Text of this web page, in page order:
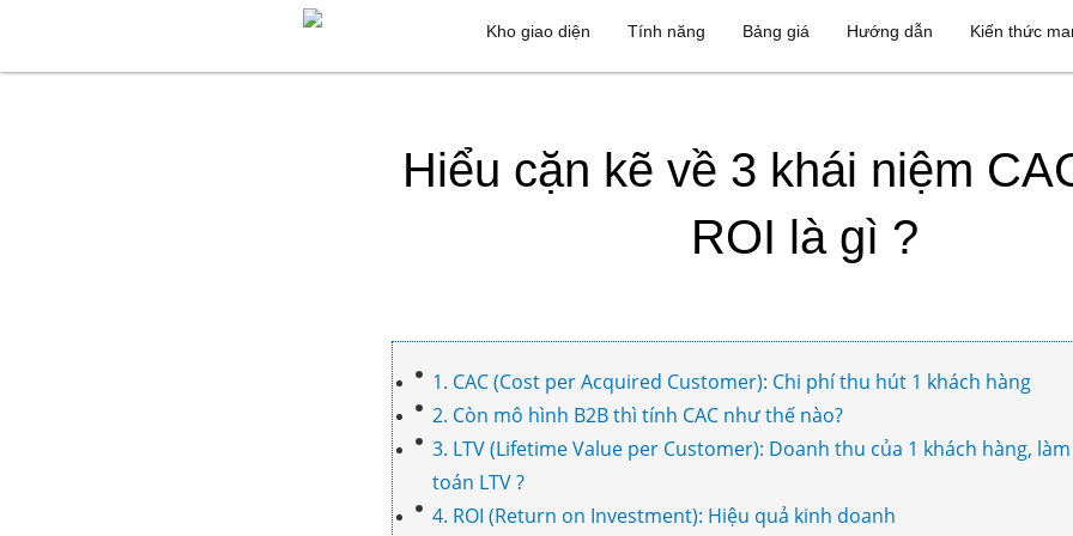
Kho giao diện Tính năng Bảng giá Hướng dẫn Kiến thức
Hiểu cặn kẽ về 3 khái niệm
ROI là gì ?
1. CAC (Cost per Acquired Customer): Chi phí thu hút 1 khách hàng
2. Còn mô hình B2B thì tính CAC như thế nào?
3. LTV (Lifetime Value per Customer): Doanh thu của 1 khách hàng,
toán LTV ?
4. ROI (Return on Investment): Hiệu quả kinh doanh